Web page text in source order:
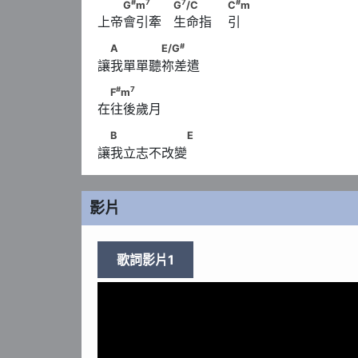
G m G
G#m7 G7/C C#m
上帝會引牽   生命指    引
A　　　　E/G
A E/G#
讓我單單聽祢差遣
F# m
F#m7
在往後歲月
B　　　　　　E
B E
讓我立志不改變
影片
歌詞影片1